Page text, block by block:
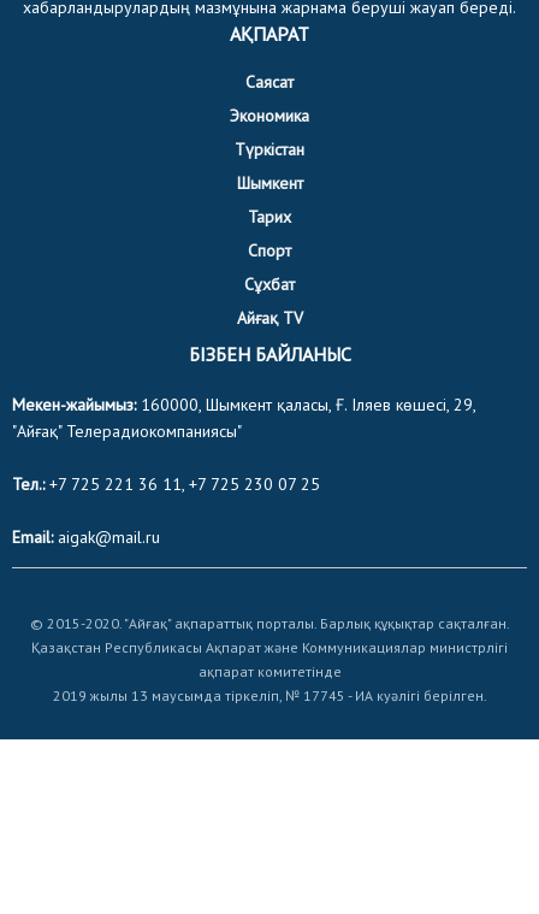
хабарландырулардың мазмұнына жарнама беруші жауап береді.
АҚПАРАТ
Саясат
Экономика
Түркістан
Шымкент
Тарих
Спорт
Сұхбат
Айғақ TV
БІЗБЕН БАЙЛАНЫС
Мекен-жайымыз:160000, Шымкент қаласы, Ғ. Іляев көшесі, 29,
"Айғақ" Телерадиокомпаниясы"
Тел.:+7 725 221 36 11, +7 725 230 07 25
Email:aigak@mail.ru
© 2015-2020. "Айғақ" ақпараттық порталы. Барлық құқықтар сақталған.
Қазақстан Республикасы Ақпарат және Коммуникациялар министрлігі
ақпарат комитетінде
2019 жылы 13 маусымда тіркеліп, № 17745 - ИА куәлігі берілген.